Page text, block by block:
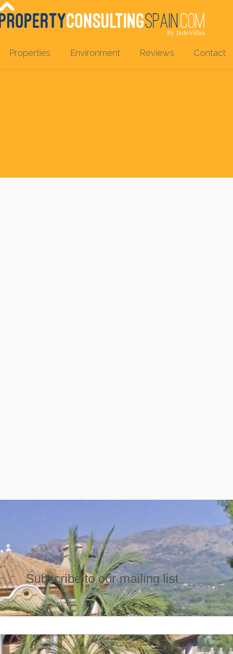
Properties Environment Reviews Contact
Subscribe to our mailing list